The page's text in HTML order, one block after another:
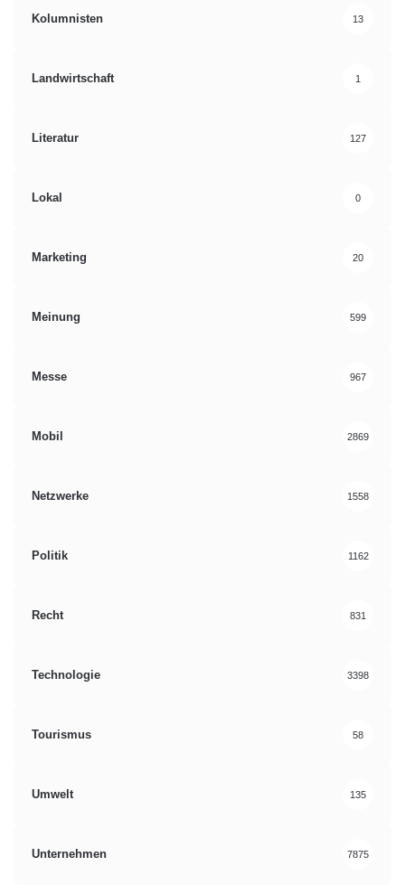
Kolumnisten 13
Landwirtschaft 1
Literatur 127
Lokal 0
Marketing 20
Meinung 599
Messe 967
Mobil 2869
Netzwerke 1558
Politik 1162
Recht 831
Technologie 3398
Tourismus 58
Umwelt 135
Unternehmen 7875